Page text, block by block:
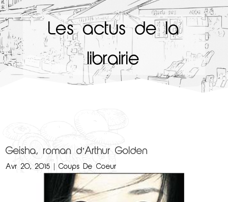
Les actus de la
librairie
Geisha, roman d’Arthur Golden
Avr 20, 2015 |Coups De Coeur